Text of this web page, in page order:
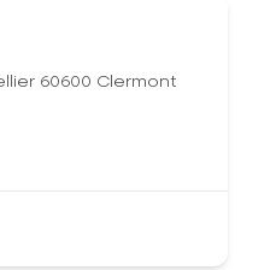
60600 Clermont